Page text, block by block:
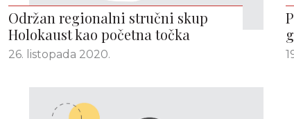
Održan regionalni stručni skup
Holokaust kao početna točka
26. listopada 2020.